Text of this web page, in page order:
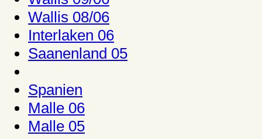
Wallis 08/06
Interlaken 06
Saanenland 05
Spanien
Malle 06
Malle 05